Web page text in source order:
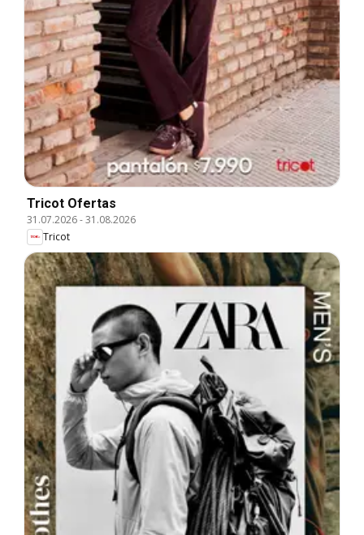
Tricot Ofertas
31.07.2026-31.08.2026
Tricot